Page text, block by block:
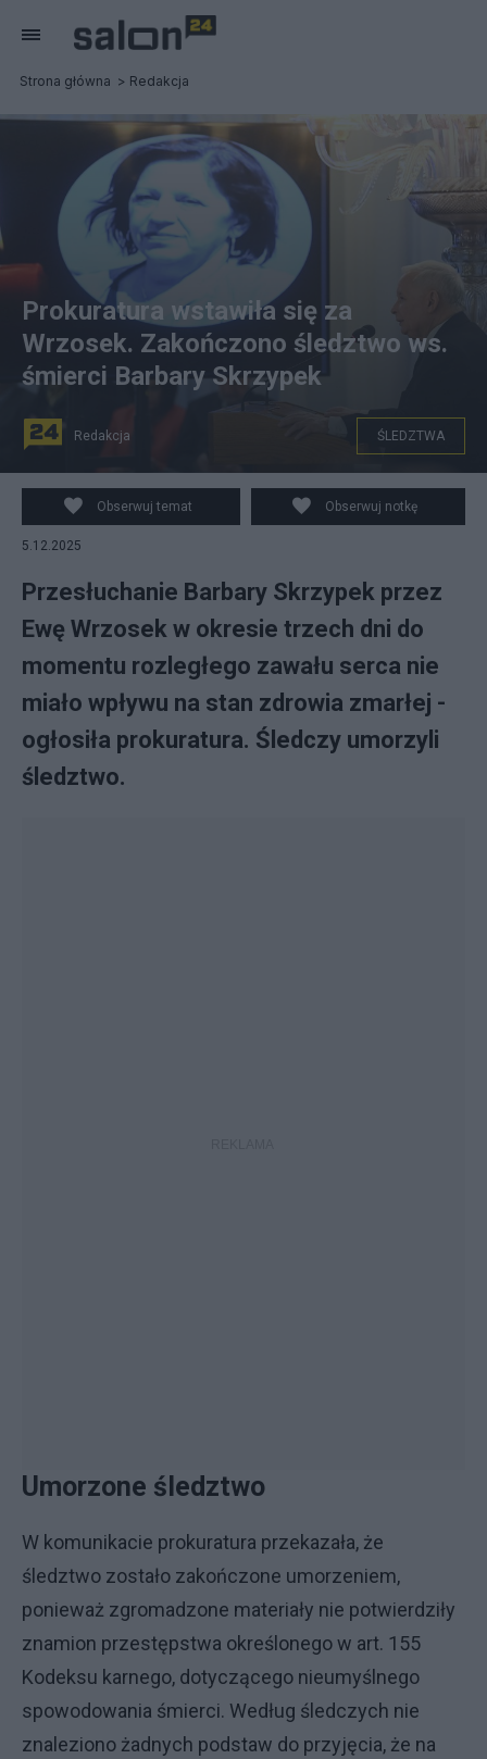
Strona główna Redakcja
Prokuratura wstawiła się za
Wrzosek. Zakończono śledztwo ws.
śmierci Barbary Skrzypek
Redakcja ŚLEDZTWA
Obserwuj temat Obserwuj notkę
5.12.2025
Przesłuchanie Barbary Skrzypek przez
Ewę Wrzosek w okresie trzech dni do
momentu rozległego zawału serca nie
miało wpływu na stan zdrowia zmarłej -
ogłosiła prokuratura. Śledczy umorzyli
śledztwo.
Umorzone śledztwo
W komunikacie prokuratura przekazała, że
śledztwo zostało zakończone umorzeniem,
ponieważ zgromadzone materiały nie potwierdziły
znamion przestępstwa określonego w art. 155
Kodeksu karnego, dotyczącego nieumyślnego
spowodowania śmierci. Według śledczych nie
znaleziono żadnych podstaw do przyjęcia, że na